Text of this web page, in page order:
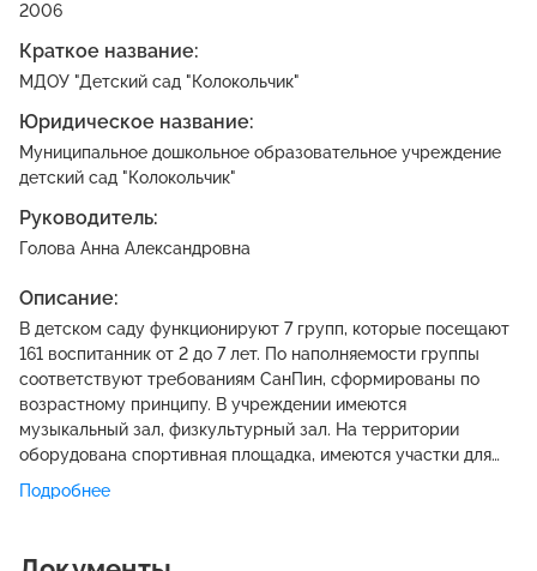
2006
Краткое название:
МДОУ "Детский сад "Колокольчик"
Юридическое название:
Муниципальное дошкольное образовательное учреждение
детский сад "Колокольчик"
Руководитель:
Голова Анна Александровна
Описание:
В детском саду функционируют 7 групп, которые посещают
161 воспитанник от 2 до 7 лет. По наполняемости группы
соответствуют требованиям СанПин, сформированы по
возрастному принципу. В учреждении имеются
музыкальный зал, физкультурный зал. На территории
оборудована спортивная площадка, имеются участки для
прогулок, теневые навесы. Питание осуществляется в
соответствии с примерным десятидневным меню,
норм питания детей дошкольного возраста, утверждённым
Подробнее